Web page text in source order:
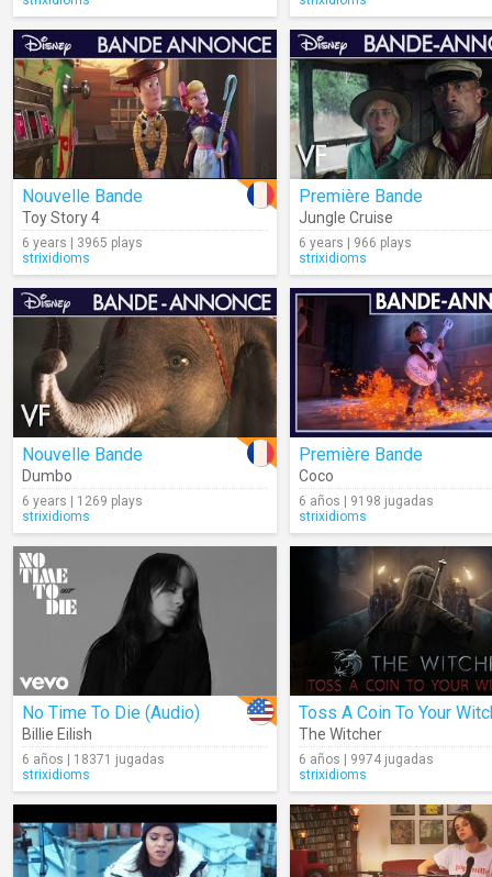
Nouvelle Bande
Toy Story 4
6 years | 3965 plays
strixidioms
Première Bande
Jungle Cruise
6 years | 966 plays
strixidioms
Nouvelle Bande
Dumbo
6 years | 1269 plays
strixidioms
Première Bande
Coco
6 años | 9198 jugadas
strixidioms
No Time To Die (Audio)
Billie Eilish
6 años | 18371 jugadas
strixidioms
The Witcher
6 años | 9974 jugadas
strixidioms